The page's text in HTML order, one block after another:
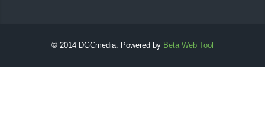
© 2014 DGCmedia. Powered by Beta Web Tool